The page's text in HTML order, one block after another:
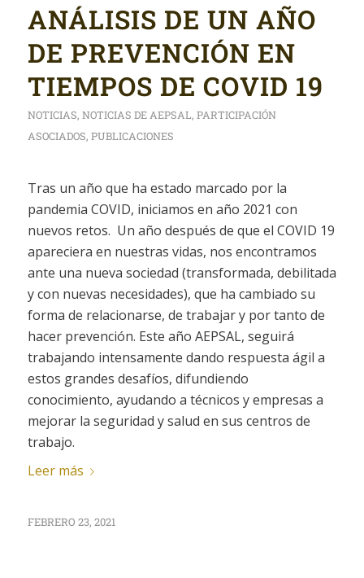
ANÁLISIS DE UN AÑO
DE PREVENCIÓN EN
TIEMPOS DE COVID 19
NOTICIAS, NOTICIAS DE AEPSAL, PARTICIPACIÓN
ASOCIADOS, PUBLICACIONES
Tras un año que ha estado marcado por la
pandemia COVID, iniciamos en año 2021 con
nuevos retos. Un año después de que el COVID 19
apareciera en nuestras vidas, nos encontramos
ante una nueva sociedad (transformada, debilitada
y con nuevas necesidades), que ha cambiado su
forma de relacionarse, de trabajar y por tanto de
hacer prevención. Este año AEPSAL, seguirá
trabajando intensamente dando respuesta ágil a
estos grandes desafíos, difundiendo
conocimiento, ayudando a técnicos y empresas a
mejorar la seguridad y salud en sus centros de
trabajo.
Leer más
FEBRERO 23, 2021